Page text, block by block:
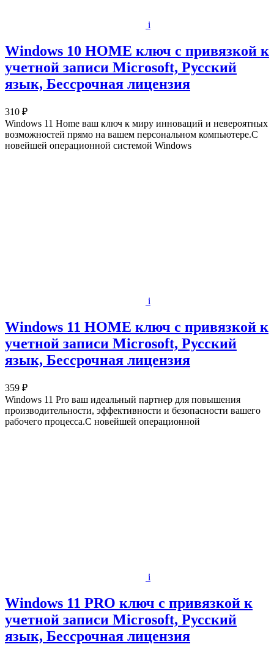
i
Windows 10 HOME ключ с привязкой к
учетной записи Microsoft, Русский
язык, Бессрочная лицензия
310 ₽
Windows 11 Home ваш ключ к миру инноваций и невероятных
возможностей прямо на вашем персональном компьютере.С
новейшей операционной системой Windows
i
Windows 11 HOME ключ с привязкой к
учетной записи Microsoft, Русский
язык, Бессрочная лицензия
359 ₽
Windows 11 Pro ваш идеальный партнер для повышения
производительности, эффективности и безопасности вашего
рабочего процесса.С новейшей операционной
i
Windows 11 PRO ключ с привязкой к
учетной записи Microsoft, Русский
язык, Бессрочная лицензия